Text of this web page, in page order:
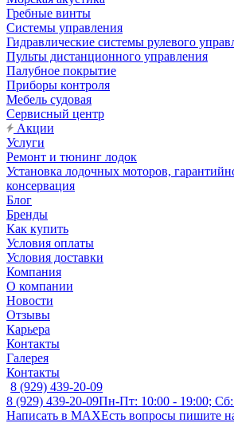
Гребные винты
Системы управления
Гидравлические системы рулевого
Пульты дистанционного управления
Палубное покрытие
Приборы контроля
Мебель судовая
Сервисный центр
Акции
Услуги
Ремонт и тюнинг лодок
Установка лодочных моторов,
консервация
Блог
Бренды
Как купить
Условия оплаты
Условия доставки
Компания
О компании
Новости
Отзывы
Карьера
Контакты
Галерея
Контакты
8 (929) 439-20-09
8 (929) 439-20-09Пн-Пт: 10:00 - 19:00;
Написать в MAXЕсть вопросы пишите